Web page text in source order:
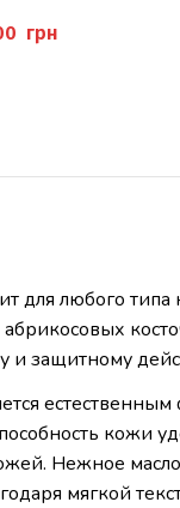
грн
для любого
абрикосовых
и защитному
кожи
Нежное
мягкой